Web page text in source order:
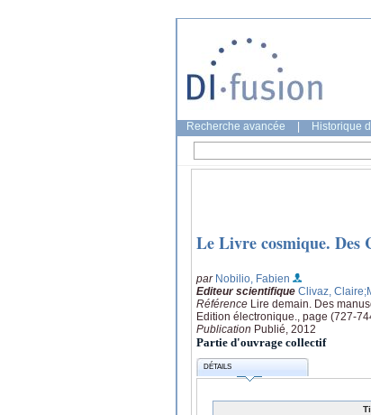
Recherche avancée Historique
Le Livre cosmique. Des
par Nobilio, Fabien
Editeur scientifique Clivaz, Claire
Référence Lire demain. Des
Edition électronique., page (727-
Publication Publié, 2012
Partie d'ouvrage collectif
DÉTAILS